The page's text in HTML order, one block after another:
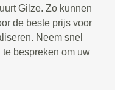
Gilze. Zo kunnen
de beste prijs voor
Neem snel
bespreken om uw